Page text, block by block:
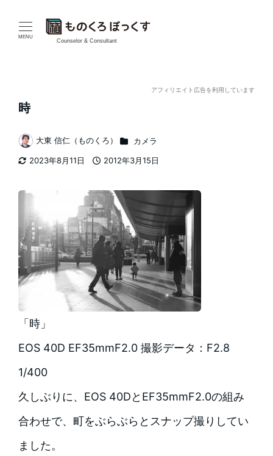
MENU
Counselor & Consultant
アフィリエイト広告を利用しています
時
2023年8月11日
2012年3月15日
著
者
大東 信仁（ものくろ） カテゴリー
カメラ
「時」
EOS 40D EF35mmF2.0 撮影データ：F2.8
1/400
久しぶりに、EOS 40DとEF35mmF2.0の組み
合わせで、町をぶらぶらとスナップ撮りしてい
ました。